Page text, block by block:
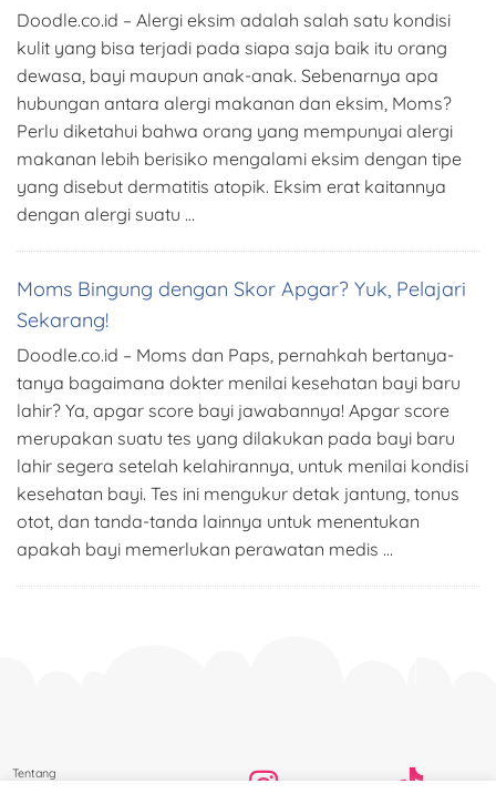
Doodle.co.id – Alergi eksim adalah salah satu kondisi
kulit yang bisa terjadi pada siapa saja baik itu orang
dewasa, bayi maupun anak-anak. Sebenarnya apa
hubungan antara alergi makanan dan eksim, Moms?
Perlu diketahui bahwa orang yang mempunyai alergi
makanan lebih berisiko mengalami eksim dengan tipe
yang disebut dermatitis atopik. Eksim erat kaitannya
dengan alergi suatu …
Moms Bingung dengan Skor Apgar? Yuk, Pelajari
Sekarang!
Doodle.co.id – Moms dan Paps, pernahkah bertanya-
tanya bagaimana dokter menilai kesehatan bayi baru
lahir? Ya, apgar score bayi jawabannya! Apgar score
merupakan suatu tes yang dilakukan pada bayi baru
lahir segera setelah kelahirannya, untuk menilai kondisi
kesehatan bayi. Tes ini mengukur detak jantung, tonus
otot, dan tanda-tanda lainnya untuk menentukan
apakah bayi memerlukan perawatan medis …
Tentang